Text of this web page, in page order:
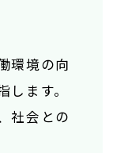
環境の向
ます。
社会との